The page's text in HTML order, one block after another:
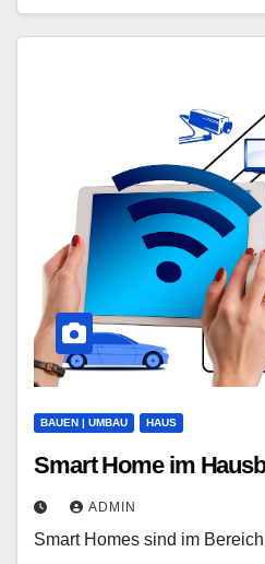
BAUEN | UMBAU HAUS
Smart Home im
ADMIN
Smart Homes sind im